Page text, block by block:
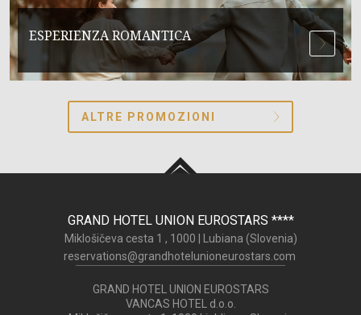
ESPERIENZA ROMANTICA
ALTRE PROMOZIONI
GRAND HOTEL UNION EUROSTARS ****
Miklošičeva cesta 1 , 1000 Lubiana (Slovenia)
reservations@grandhotelunioneurostars.com
GRAND HOTEL UNION EUROSTARS
VANCAS HOTEL d.o.o.